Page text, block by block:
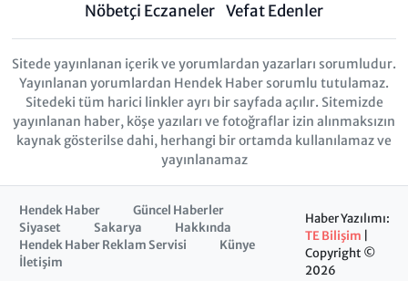
Nöbetçi Eczaneler Vefat Edenler
Sitede yayınlanan içerik ve yorumlardan yazarları sorumludur.
Yayınlanan yorumlardan Hendek Haber sorumlu tutulamaz.
Sitedeki tüm harici linkler ayrı bir sayfada açılır. Sitemizde
yayınlanan haber, köşe yazıları ve fotoğraflar izin alınmaksızın
kaynak gösterilse dahi, herhangi bir ortamda kullanılamaz ve
yayınlanamaz
Hendek Haber
Güncel Haberler
Siyaset
Sakarya
Hakkında
Hendek Haber Reklam Servisi
Künye
İletişim
Haber Yazılımı:
TE Bilişim
Copyright ©
2026